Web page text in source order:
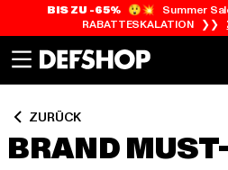
BIS ZU -65%😲💥 Summer
RABATTESKALATION ❯❯
ZURÜCK
BRAND